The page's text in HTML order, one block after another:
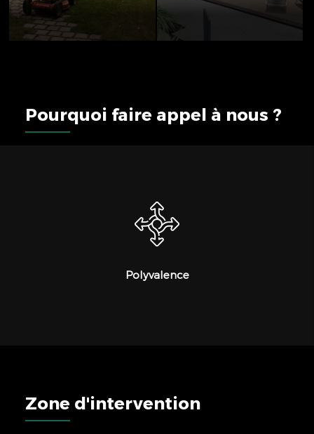
Pourquoi faire appel à nous ?
Polyvalence
Zone d'intervention